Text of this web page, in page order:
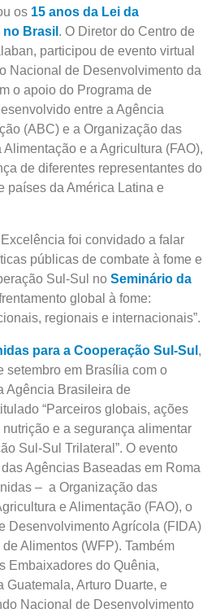
os 15 anos da Lei da
Brasil . O Diretor do Centro de
participou de evento virtual
Nacional de Desenvolvimento da
o apoio do Programa de
entre a Agência
(ABC) e a Organização das
e a Agricultura (FAO),
de diferentes representantes do
países da América Latina e
foi convidado a falar
públicas de combate à fome e
Sul-Sul no Seminário da
global à fome:
regionais e internacionais”.
para a Cooperação Sul-Sul ,
setembro em Brasília com o
Agência Brasileira de
“Parceiros globais, ações
e a segurança alimentar
Sul-Sul Trilateral”. O evento
Agências Baseadas em Roma
– a Organização das
e Alimentação (FAO), o
Desenvolvimento Agrícola (FIDA)
Alimentos (WFP). Também
Embaixadores do Quênia,
Guatemala, Arturo Duarte, e
Nacional de Desenvolvimento